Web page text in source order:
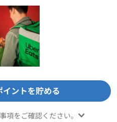
募集
ントを貯める
項をご確認ください。